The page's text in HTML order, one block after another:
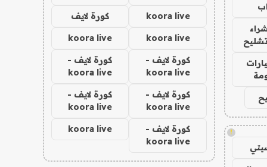
!
koora live كورة لايف
koora live
koora live
كورة لايف -
koora live
كورة لايف -
koora live
كورة لايف -
koora live
كورة لايف -
koora live
كورة لايف -
koora live
koora live